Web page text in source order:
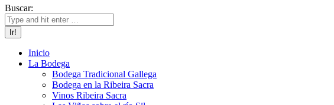
Buscar:
Inicio
La Bodega
Bodega Tradicional Gallega
Bodega en la Ribeira Sacra
Vinos Ribeira Sacra